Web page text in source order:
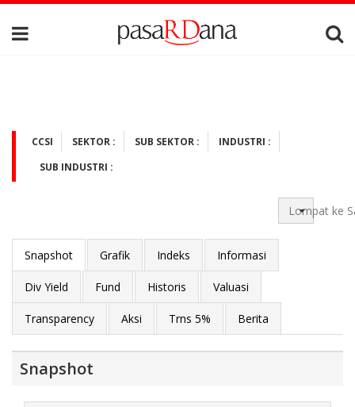
CCSI SEKTOR : SUB SEKTOR :
INDUSTRI :
SUB INDUSTRI :
Lompat ke
Snapshot Grafik Indeks Informasi
Div Yield Fund Historis Valuasi
Transparency Aksi Trns 5% Berita
Snapshot